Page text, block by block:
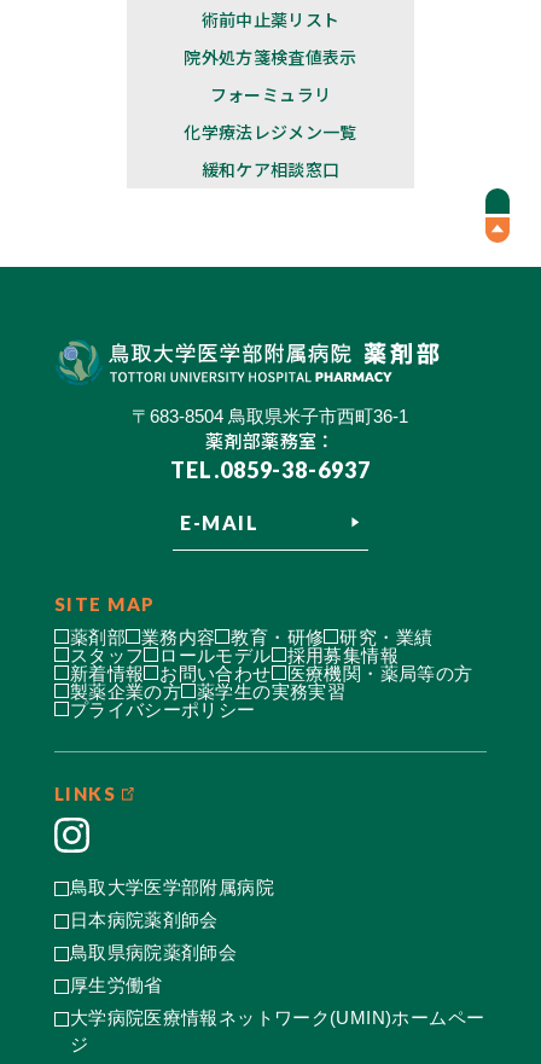
術前中止薬リスト​
院外処方箋検査値表示
フォーミュラリ​
化学療法レジメン一覧​
緩和ケア相談窓口
〒683-8504 鳥取県米子市西町36-1
薬剤部薬務室：
TEL.0859-38-6937
E-MAIL
SITE MAP
薬剤部 業務内容 教育・研修
研究・業績
スタッフ
ロールモデル
採用募集情報
新着情報
お問い合わせ
医療機関・薬局等の方
製薬企業の方
薬学生の実務実習
プライバシーポリシー
LINKS
鳥取大学医学部附属病院
日本病院薬剤師会
鳥取県病院薬剤師会
厚生労働省
大学病院医療情報ネットワーク(UMIN)ホームペー
ジ